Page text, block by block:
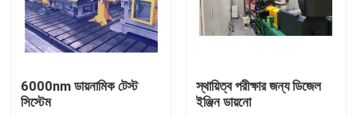
কারখানা ভ্রমণ
গুণগত মান নিয়ন্ত্রণ
6000nm ডায়নামিক টেস্ট
সিস্টেম
স্থায়িত্ব পরীক্ষার জন্য ডিজেল
ইঞ্জিন ডায়নো